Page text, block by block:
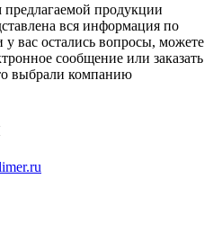
предлагаемой продукции
вся информация по
вас остались вопросы, можете
сообщение или заказать
выбрали компанию